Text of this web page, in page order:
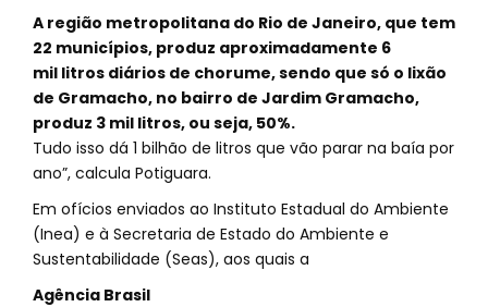
A região metropolitana do Rio de Janeiro, que tem
22 municípios, produz aproximadamente 6
mil litros diários de chorume, sendo que só o lixão
de Gramacho, no bairro de Jardim Gramacho,
produz 3 mil litros, ou seja, 50%.
Tudo isso dá 1 bilhão de litros que vão parar na baía por
ano”, calcula Potiguara.
Em ofícios enviados ao Instituto Estadual do Ambiente
(Inea) e à Secretaria de Estado do Ambiente e
Sustentabilidade (Seas), aos quais a
Agência Brasil